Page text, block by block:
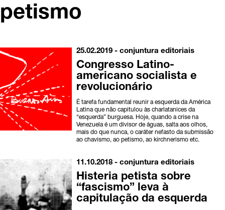
petismo
25.02.2019 -conjuntura editoriais
Congresso Latino-
americano socialista e
revolucionário
É tarefa fundamental reunir a esquerda da América
Latina que não capitulou às charlatanices da
“esquerda” burguesa. Hoje, quando a crise na
Venezuela é um divisor de águas, salta aos olhos,
mais do que nunca, o caráter nefasto da submissão
ao chavismo, ao petismo, ao kirchnerismo etc.
11.10.2018 -conjuntura editoriais
Histeria petista sobre
“fascismo” leva à
capitulação da esquerda